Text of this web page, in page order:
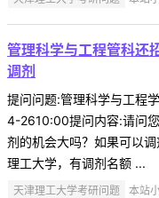
管理科学与工程管科还
调剂
提问问题:管理科学与工程
4-2610:00提问内容:请问
剂的机会大吗？如果可以
理工大学，有调剂名额 ...
天津理工大学考研问题 本站